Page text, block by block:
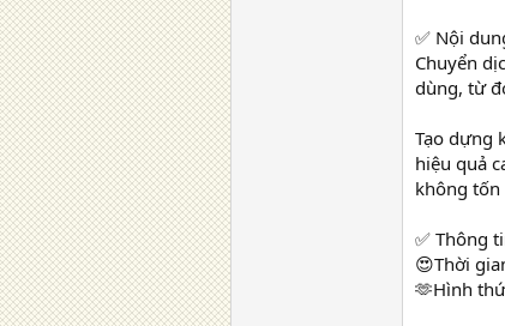
✅ Nội
Chuyển
dùng, từ
Tạo dựng
hiệu quả
không tốn
✅ Thông
😍Thời
🫶Hình